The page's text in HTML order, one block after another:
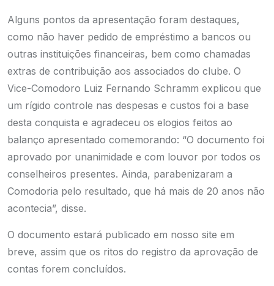
Alguns pontos da apresentação foram destaques,
como não haver pedido de empréstimo a bancos ou
outras instituições financeiras, bem como chamadas
extras de contribuição aos associados do clube. O
Vice-Comodoro Luiz Fernando Schramm explicou que
um rígido controle nas despesas e custos foi a base
desta conquista e agradeceu os elogios feitos ao
balanço apresentado comemorando: “O documento foi
aprovado por unanimidade e com louvor por todos os
conselheiros presentes. Ainda, parabenizaram a
Comodoria pelo resultado, que há mais de 20 anos não
acontecia”, disse.
O documento estará publicado em nosso site em
breve, assim que os ritos do registro da aprovação de
contas forem concluídos.